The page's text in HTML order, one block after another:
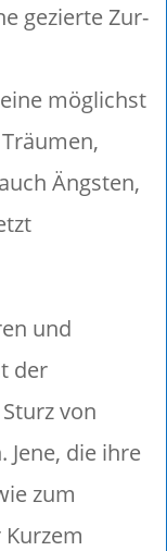
gezierte Zur-
möglichst
Ängsten,
und
der
von
Jene, die ihre
zum